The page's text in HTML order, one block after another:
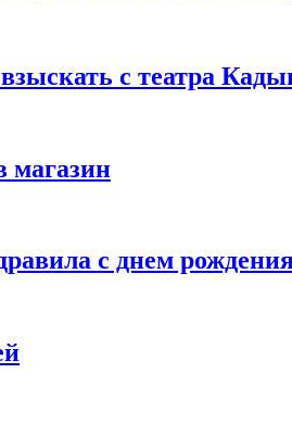
с театра
магазин
с днем